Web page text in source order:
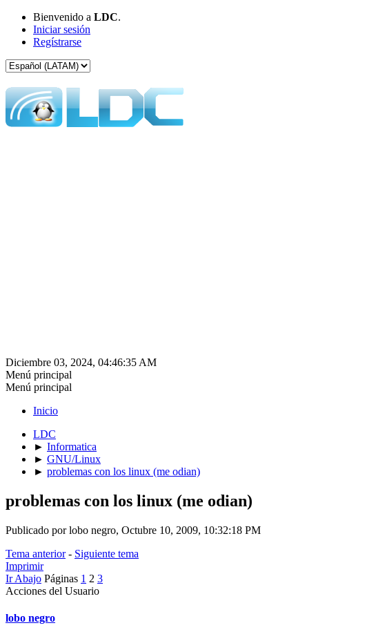
Bienvenido a LDC.
Iniciar sesión
Regístrarse
Diciembre 03, 2024, 04:46:35 AM
Menú principal
Menú principal
Inicio
LDC
► Informatica
► GNU/Linux
► problemas con los linux (me odian)
problemas con los linux (me odian)
Publicado por lobo negro, Octubre 10, 2009, 10:32:18 PM
Tema anterior- Siguiente tema
Imprimir
Ir Abajo Páginas 1 2 3
Acciones del Usuario
lobo negro